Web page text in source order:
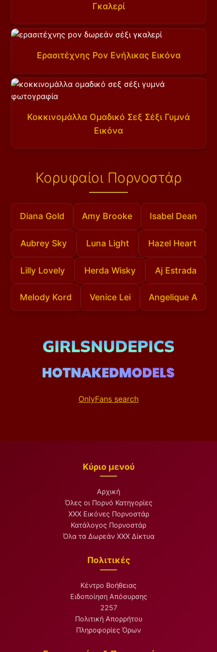
Γκαλερί
Ερασιτέχνης Pov Ενήλικας Εικόνα
Κοκκινομάλλα Ομαδικό Σεξ Σέξι Γυμνά
Εικόνα
Κορυφαίοι Πορνοστάρ
Diana Gold Amy Brooke Isabel Dean
Aubrey Sky Luna Light Hazel Heart
Lilly Lovely Herda Wisky Aj Estrada
Melody Kord Venice Lei Angelique A
OnlyFans search
Κύριο μενού
Αρχική
Όλες οι Πορνό Κατηγορίες
XXX Εικόνες Πορνοστάρ
Κατάλογος Πορνοστάρ
Όλα τα Δωρεάν XXX Δίκτυα
Πολιτικές
Κέντρο Βοήθειας
Ειδοποίηση Απόσυρσης
2257
Πολιτική Απορρήτου
Πληροφορίες Όρων